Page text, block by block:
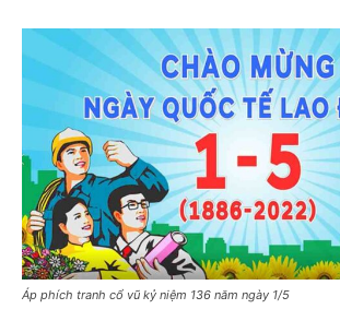
Áp phích tranh cổ vũ kỷ niệm 136 năm ngày 1/5